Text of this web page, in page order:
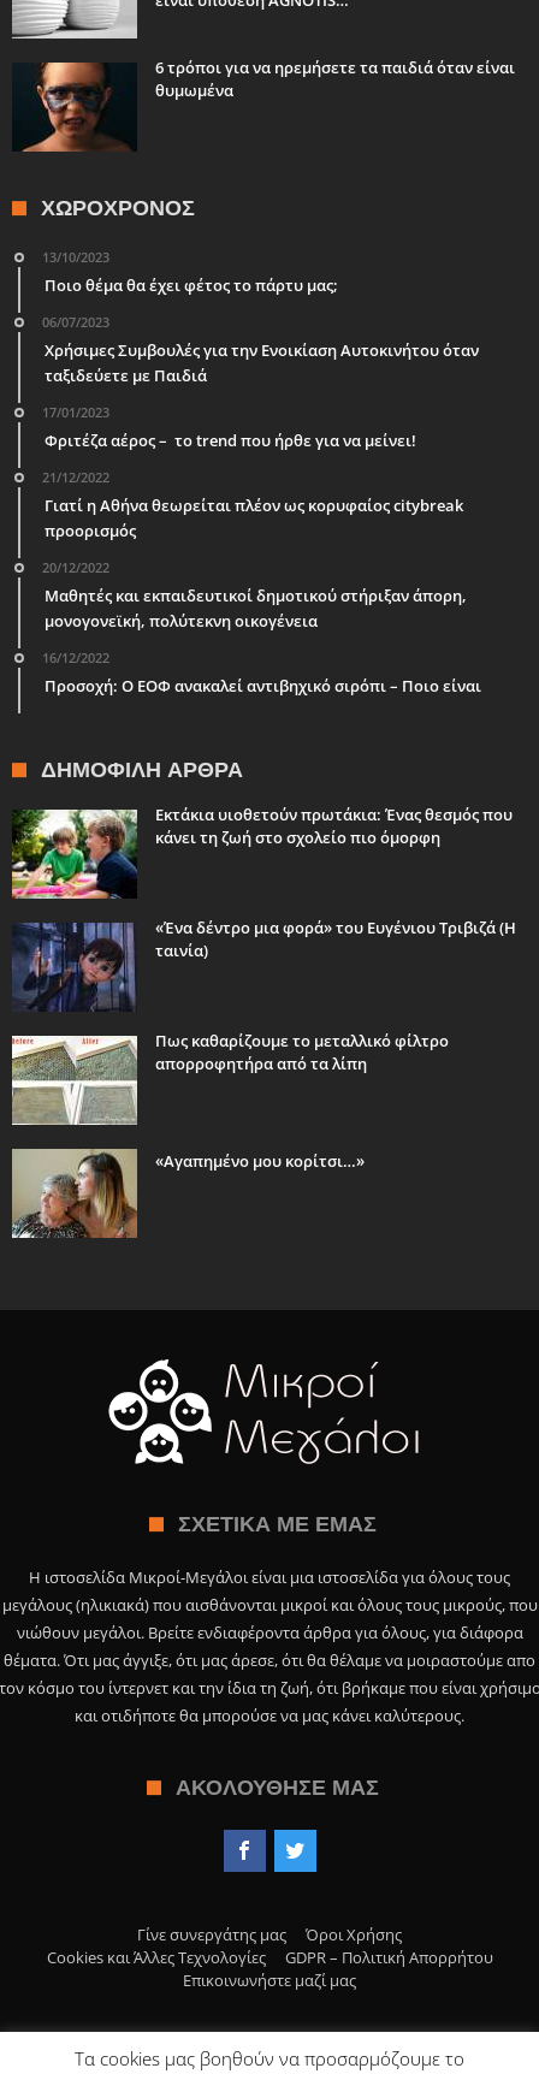
6 τρόποι για να ηρεμήσετε τα παιδιά όταν είναι
θυμωμένα
ΧΩΡΟΧΡΌΝΟΣ
13/10/2023
Ποιο θέμα θα έχει φέτος το πάρτυ μας;
06/07/2023
Χρήσιμες Συμβουλές για την Ενοικίαση Αυτοκινήτου όταν
ταξιδεύετε με Παιδιά
17/01/2023
Φριτέζα αέρος – το trend που ήρθε για να μείνει!
21/12/2022
Γιατί η Αθήνα θεωρείται πλέον ως κορυφαίος citybreak
προορισμός
20/12/2022
Μαθητές και εκπαιδευτικοί δημοτικού στήριξαν άπορη,
μονογονεϊκή, πολύτεκνη οικογένεια
16/12/2022
Προσοχή: Ο ΕΟΦ ανακαλεί αντιβηχικό σιρόπι – Ποιο είναι
ΔΗΜΟΦΙΛΉ ΆΡΘΡΑ
Εκτάκια υιοθετούν πρωτάκια: Ένας θεσμός που
κάνει τη ζωή στο σχολείο πιο όμορφη
«Ένα δέντρο μια φορά» του Ευγένιου Τριβιζά (Η
ταινία)
Πως καθαρίζουμε το μεταλλικό φίλτρο
απορροφητήρα από τα λίπη
«Αγαπημένο μου κορίτσι…»
ΣΧΕΤΙΚΆ ΜΕ ΕΜΆΣ
Η ιστοσελίδα Μικροί-Μεγάλοι είναι μια ιστοσελίδα για όλους τους
μεγάλους (ηλικιακά) που αισθάνονται μικροί και όλους τους μικρούς, που
νιώθουν μεγάλοι. Βρείτε ενδιαφέροντα άρθρα για όλους, για διάφορα
θέματα. Ότι μας άγγιξε, ότι μας άρεσε, ότι θα θέλαμε να μοιραστούμε απο
κόσμο του ίντερνετ και την ίδια τη ζωή, ότι βρήκαμε που είναι
και οτιδήποτε θα μπορούσε να μας κάνει καλύτερους.
ΑΚΟΛΟΎΘΗΣΕ ΜΑΣ
Γίνε συνεργάτης μας
Όροι Χρήσης
Cookies και Άλλες Τεχνολογίες
GDPR – Πολιτική Απορρήτου
Επικοινωνήστε μαζί μας
© Copyright 2019, Μικροί Μεγάλοι>
Τα cookies μας βοηθούν να προσαρμόζουμε το